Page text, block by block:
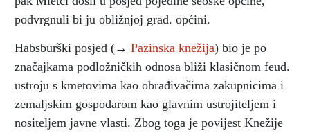
podvrgnuli bi ju obližnjoj grad. općini.
Habsburški posjed (→ Pazinska knežija) bio je po
značajkama podložničkih odnosa bliži klasičnom feud.
ustroju s kmetovima kao obrađivačima zakupnicima i
zemaljskim gospodarom kao glavnim ustrojiteljem i
nositeljem javne vlasti. Zbog toga je povijest Knežije